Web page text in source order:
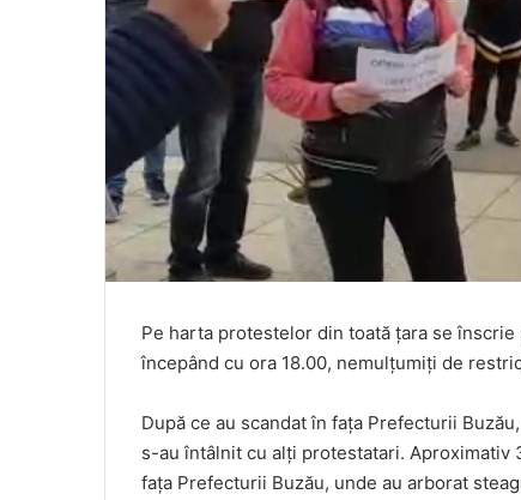
Pe harta protestelor din toată țara se
începând cu ora 18.00, nemulțumiți de
După ce au scandat în fața Prefecturii
s-au întâlnit cu alți protestatari. Aproximativ
fața Prefecturii Buzău, unde au arborat